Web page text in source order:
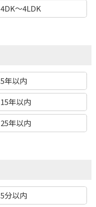
4DK～4LDK
5年以内
15年以内
25年以内
5分以内